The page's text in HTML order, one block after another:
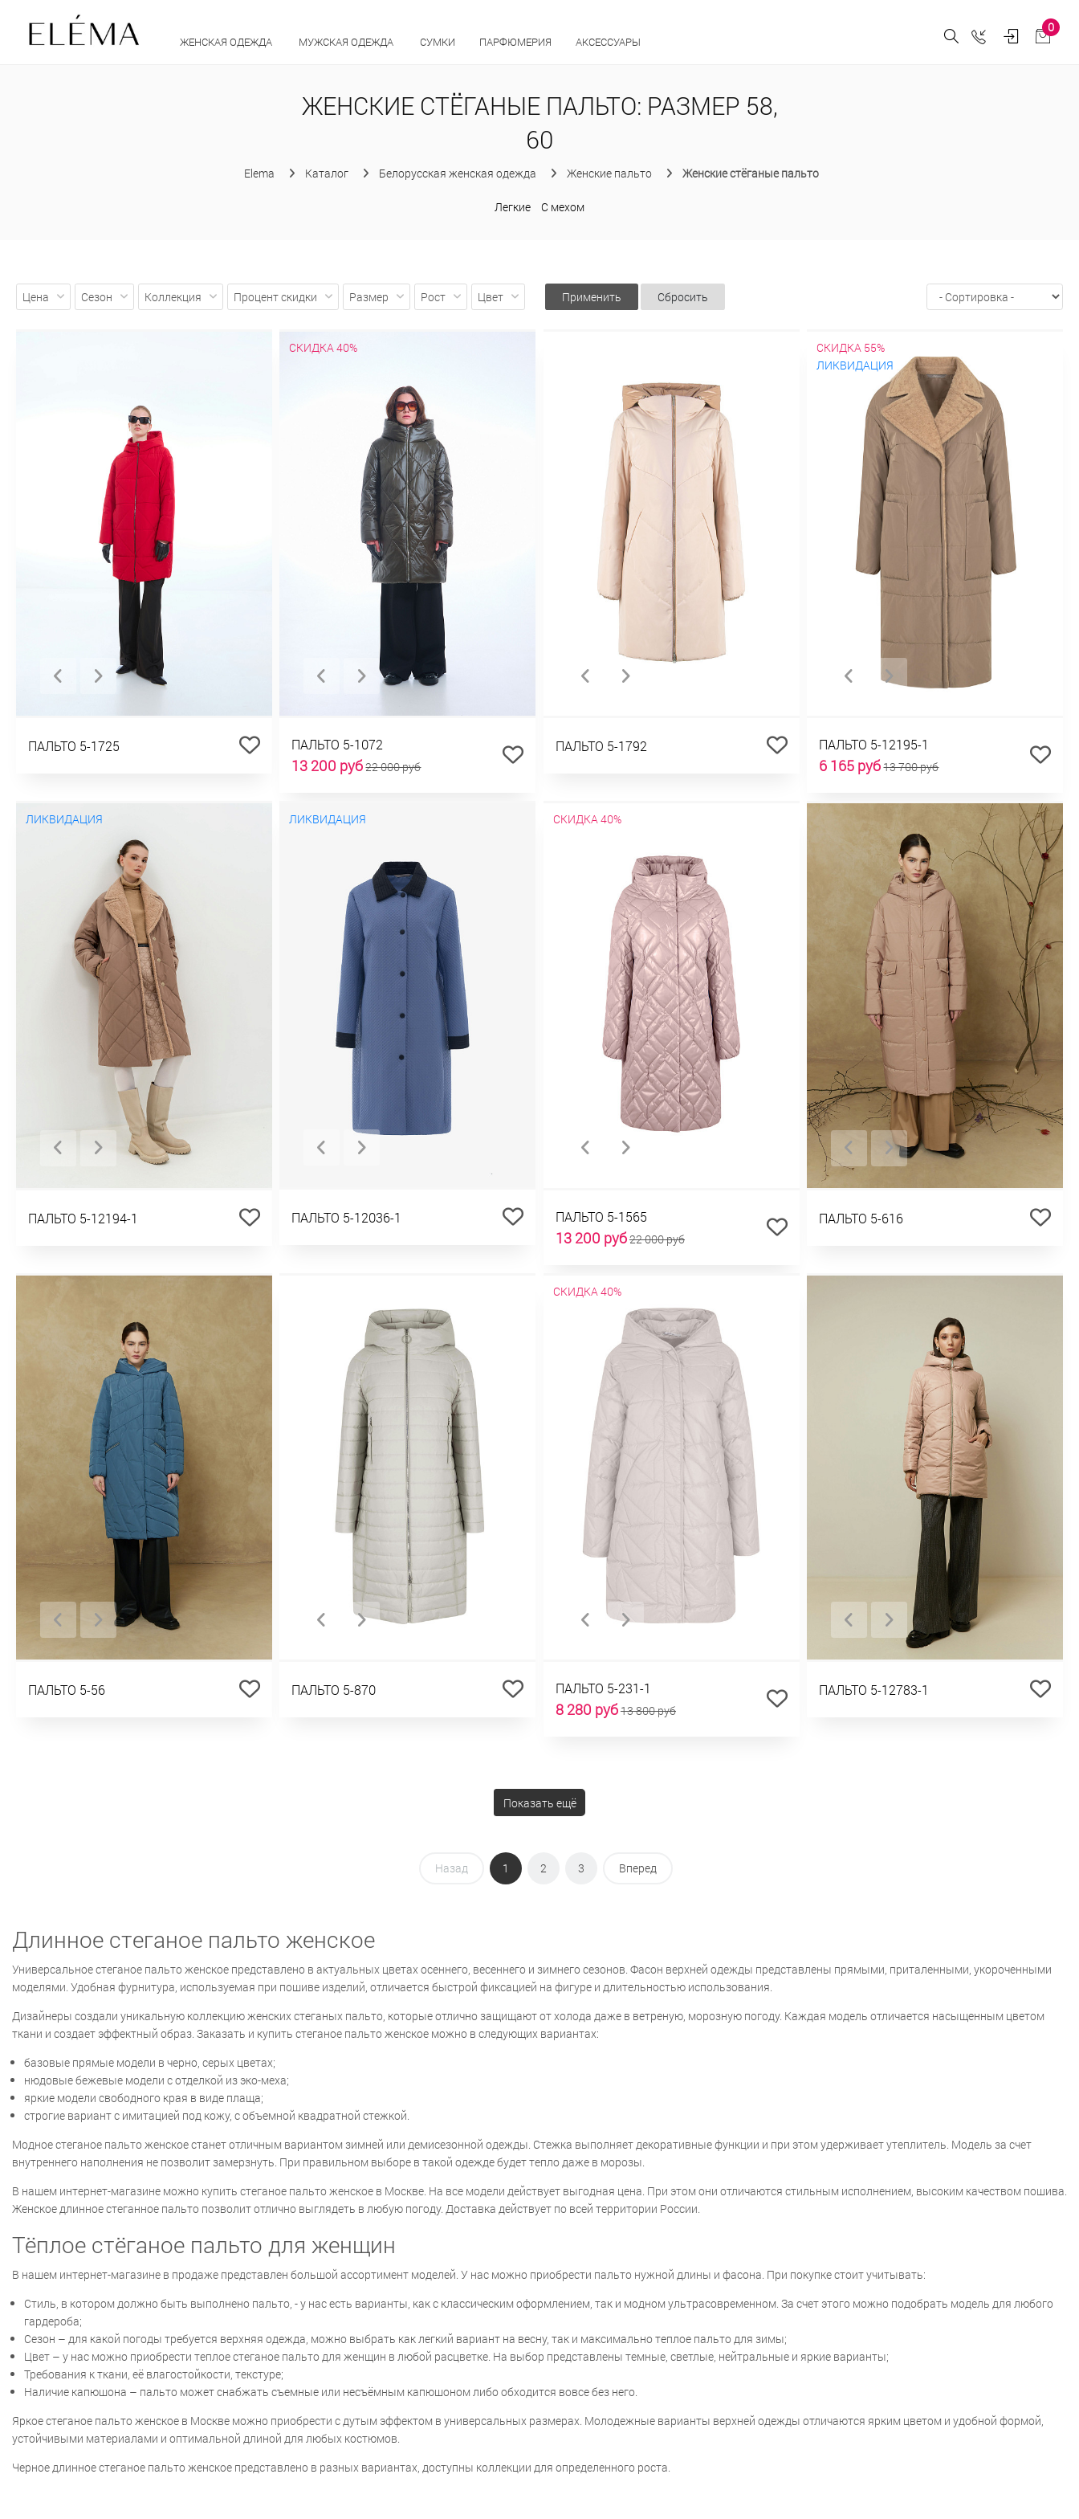
ЖЕНСКАЯ ОДЕЖДА МУЖСКАЯ ОДЕЖДА СУМКИ ПАРФЮМЕРИЯ АКСЕССУАРЫ
0
ЖЕНСКИЕ СТЁГАНЫЕ ПАЛЬТО: РАЗМЕР 58,
60
Elema Каталог Белорусская женская одежда Женские пальто Женские стёганые пальто
Легкие С мехом
Цена Сезон Коллекция Процент скидки Размер Рост Цвет Применить Сбросить
ПАЛЬТО 5-1725
СКИДКА 40%
ПАЛЬТО 5-1072
13 200 руб22 000 руб
ПАЛЬТО 5-1792
СКИДКА 55%
ЛИКВИДАЦИЯ
ПАЛЬТО 5-12195-1
6 165 руб13 700 руб
ЛИКВИДАЦИЯ
ПАЛЬТО 5-12194-1
ЛИКВИДАЦИЯ
ПАЛЬТО 5-12036-1
СКИДКА 40%
ПАЛЬТО 5-1565
13 200 руб22 000 руб
ПАЛЬТО 5-616
ПАЛЬТО 5-56 ПАЛЬТО 5-870
СКИДКА 40%
ПАЛЬТО 5-231-1
8 280 руб13 800 руб
ПАЛЬТО 5-12783-1
Показать ещё
Назад 1 2 3 Вперед
Длинное стеганое пальто женское
Универсальное стеганое пальто женское представлено в актуальных цветах осеннего, весеннего и зимнего сезонов. Фасон верхней одежды представлены прямыми, приталенными, укороченными
моделями. Удобная фурнитура, используемая при пошиве изделий, отличается быстрой фиксацией на фигуре и длительностью использования.
Дизайнеры создали уникальную коллекцию женских стеганых пальто, которые отлично защищают от холода даже в ветреную, морозную погоду. Каждая модель отличается насыщенным цветом
ткани и создает эффектный образ. Заказать и купить стеганое пальто женское можно в следующих вариантах:
базовые прямые модели в черно, серых цветах;
нюдовые бежевые модели с отделкой из эко-меха;
яркие модели свободного края в виде плаща;
строгие вариант с имитацией под кожу, с объемной квадратной стежкой.
Модное стеганое пальто женское станет отличным вариантом зимней или демисезонной одежды. Стежка выполняет декоративные функции и при этом удерживает утеплитель. Модель за счет
внутреннего наполнения не позволит замерзнуть. При правильном выборе в такой одежде будет тепло даже в морозы.
В нашем интернет-магазине можно купить стеганое пальто женское в Москве. На все модели действует выгодная цена. При этом они отличаются стильным исполнением, высоким качеством пошива.
Женское длинное стеганное пальто позволит отлично выглядеть в любую погоду. Доставка действует по всей территории России.
Тёплое стёганое пальто для женщин
В нашем интернет-магазине в продаже представлен большой ассортимент моделей. У нас можно приобрести пальто нужной длины и фасона. При покупке стоит учитывать:
Стиль, в котором должно быть выполнено пальто, - у нас есть варианты, как с классическим оформлением, так и модном ультрасовременном. За счет этого можно подобрать модель для любого
гардероба;
Сезон – для какой погоды требуется верхняя одежда, можно выбрать как легкий вариант на весну, так и максимально теплое пальто для зимы;
Цвет – у нас можно приобрести теплое стеганое пальто для женщин в любой расцветке. На выбор представлены темные, светлые, нейтральные и яркие варианты;
Требования к ткани, её влагостойкости, текстуре;
Наличие капюшона – пальто может снабжать съемные или несъёмным капюшоном либо обходится вовсе без него.
Яркое стеганое пальто женское в Москве можно приобрести с дутым эффектом в универсальных размерах. Молодежные варианты верхней одежды отличаются ярким цветом и удобной формой,
устойчивыми материалами и оптимальной длиной для любых костюмов.
Черное длинное стеганое пальто женское представлено в разных вариантах, доступны коллекции для определенного роста.